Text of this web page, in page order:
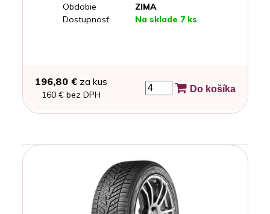
Obdobie
ZIMA
Dostupnosť:
Na sklade 7 ks
196,80 €za kus
160 € bez DPH
Do košíka